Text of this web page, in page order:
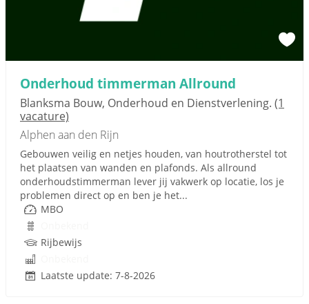
Onderhoud timmerman Allround
Blanksma Bouw, Onderhoud en Dienstverlening. (1
vacature)
Alphen aan den Rijn
Gebouwen veilig en netjes houden, van houtrotherstel tot
het plaatsen van wanden en plafonds. Als allround
onderhoudstimmerman lever jij vakwerk op locatie, los je
problemen direct op en ben je het...
MBO
Rijbewijs
Laatste update: 7-8-2026